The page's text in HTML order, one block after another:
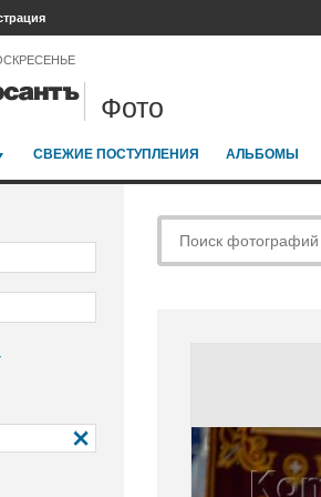
Фото
СВЕЖИЕ ПОСТУПЛЕНИЯ АЛЬБОМЫ